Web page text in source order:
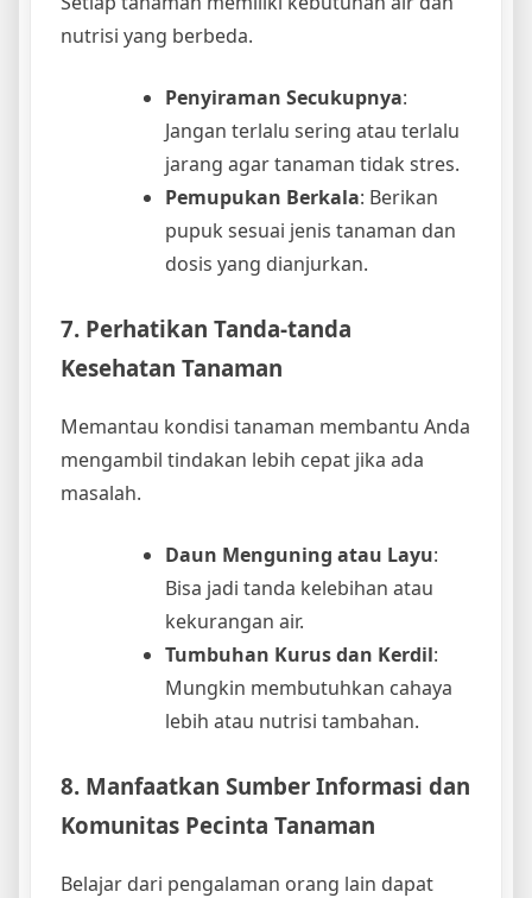
nutrisi yang berbeda.
Penyiraman Secukupnya:
Jangan terlalu sering atau terlalu
jarang agar tanaman tidak stres.
Pemupukan Berkala: Berikan
pupuk sesuai jenis tanaman dan
dosis yang dianjurkan.
7. Perhatikan Tanda-tanda
Kesehatan Tanaman
Memantau kondisi tanaman membantu Anda
mengambil tindakan lebih cepat jika ada
masalah.
Daun Menguning atau Layu:
Bisa jadi tanda kelebihan atau
kekurangan air.
Tumbuhan Kurus dan Kerdil:
Mungkin membutuhkan cahaya
lebih atau nutrisi tambahan.
8. Manfaatkan Sumber Informasi dan
Komunitas Pecinta Tanaman
Belajar dari pengalaman orang lain dapat